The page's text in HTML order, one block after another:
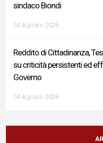
sindaco Biondi
04 Agosto 2026
Reddito di Cittadinanza,
su criticità persistenti ed
Governo
04 Agosto 2026
Sigismondi, Liris e Testa:
Ministro Roccella e alla sua